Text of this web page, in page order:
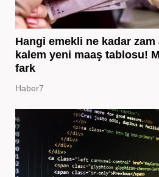
Hangi emekli ne kadar
kalem yeni maaş tablosu!
fark
Haber7